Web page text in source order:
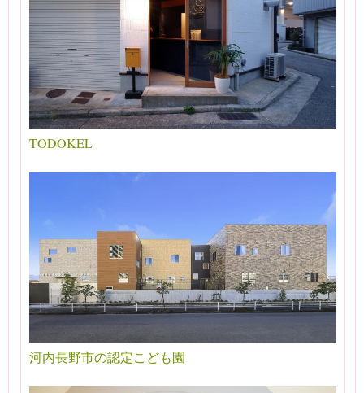
TODOKEL
河内長野市の認定こども園